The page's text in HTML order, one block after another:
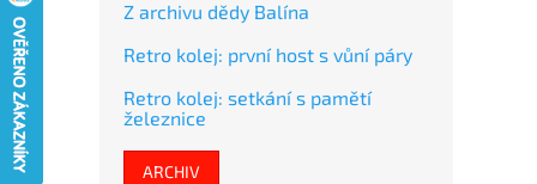
Z archivu dědy Balína
Retro kolej: první host s vůní páry
Retro kolej: setkání s pamětí
železnice
ARCHIV